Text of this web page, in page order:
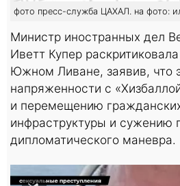
фото пресс-служба ЦАХАЛ. на фото:
Министр иностранных дел
Иветт Купер
Южном Ливане, заявив, что
напряженности с
и перемещению
инфраструктуры и сужению
дипломатического маневра.